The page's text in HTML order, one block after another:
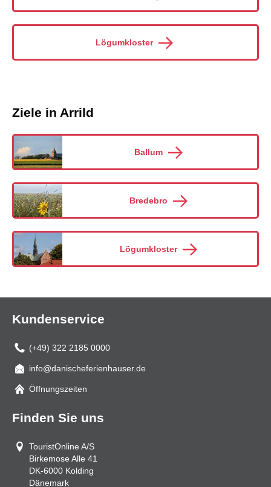
Lögumkloster
Ziele in Arrild
Ballum
Bredebro
Lögumkloster
Kundenservice
(+49) 322 2185 0000
Mail
info@danischeferienhauser.de
Öffnungszeiten
Finden Sie uns
TouristOnline A/S
Birkemose Alle 41
DK-6000 Kolding
Dänemark